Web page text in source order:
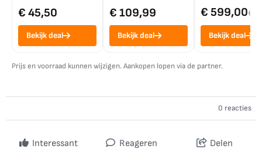
€ 45,50
Bekijk deal
€ 109,99
Bekijk deal
€ 599,00€
Bekijk deal
Prijs en voorraad kunnen wijzigen. Aankopen lopen via de partner.
0 reacties
Interessant Reageren Delen